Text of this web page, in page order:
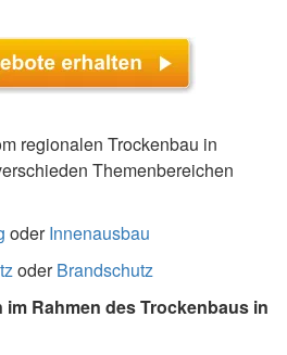
regionalen Trockenbau in
Themenbereichen
oderInnenausbau
oderBrandschutz
Rahmen des Trockenbaus in